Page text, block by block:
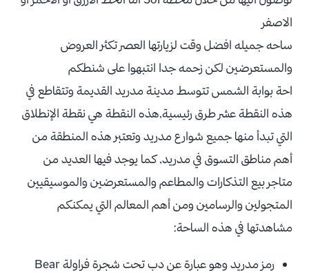
الاصفر
ساحه جميله افضل وقت لزيارتها العصر تكثر العروض
والمستعرضين لكن زحمه جدا انتبهوا على شنطكم
احة بوابة الشمس تتوسط مدينة مدريد القديمة وتتقاطع في
هذه النقطة عشر طرق رئيسية,هذه النقطة هي نقطة الإنطلاق
التي تبدأ منها جميع شوارع مدريد وتعتبر هذه المنطقة من
أهم مناطق التسوق في مدريد, كما يوجد فيها العديد من
متاجر بيع التذكارات والمطاعم والمستعرضين والموسيقيين
المتجولين والرسامين ومن أهم المعالم التي يمكنكم
مشاهدتها في هذه الساحة:
رمز مدريد وهو عبارة عن دب تحت شجرة فراولة Bear